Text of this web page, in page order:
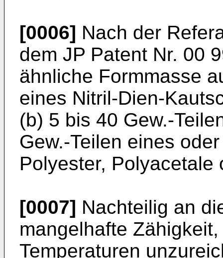
[0006] Nach der
dem JP Patent Nr. 00
ähnliche Formmasse
eines Nitril-Dien-
(b) 5 bis 40 Gew.-
Gew.-Teilen eines
Polyester, Polyacetale
[0007] Nachteilig an
mangelhafte
Temperaturen